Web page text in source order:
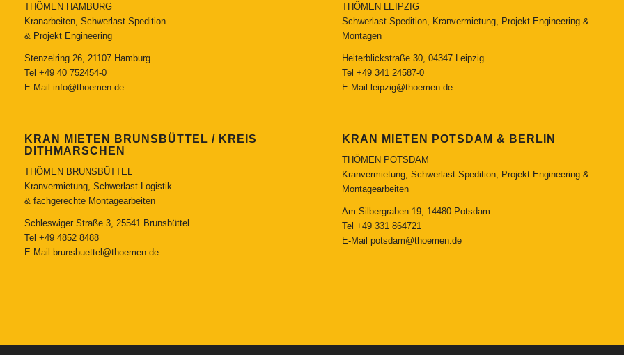
THÖMEN HAMBURG
Kranarbeiten, Schwerlast-Spedition
& Projekt Engineering
Stenzelring 26, 21107 Hamburg
Tel +49 40 752454-0
E-Mail info@thoemen.de
KRAN MIETEN BRUNSBÜTTEL / KREIS
DITHMARSCHEN
THÖMEN BRUNSBÜTTEL
Kranvermietung, Schwerlast-Logistik
& fachgerechte Montagearbeiten
Schleswiger Straße 3, 25541 Brunsbüttel
Tel +49 4852 8488
E-Mail brunsbuettel@thoemen.de
THÖMEN LEIPZIG
Schwerlast-Spedition, Kranvermietung, Projekt Engineering &
Montagen
Heiterblickstraße 30, 04347 Leipzig
Tel +49 341 24587-0
E-Mail
leipzig@thoemen.de
KRAN MIETEN POTSDAM & BERLIN
THÖMEN POTSDAM
Kranvermietung, Schwerlast-Spedition, Projekt Engineering &
Montagearbeiten
Am Silbergraben 19, 14480 Potsdam
Tel +49 331 864721
E-Mail potsdam@thoemen.de